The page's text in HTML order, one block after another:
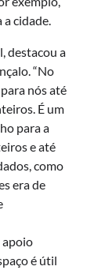
cidade.
destacou a
“No
nós até
É um
para a
e até
como
era de
apoio
é útil